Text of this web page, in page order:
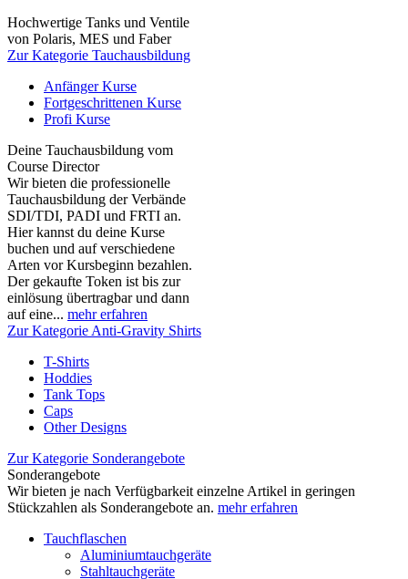
Hochwertige Tanks und Ventile
von Polaris, MES und Faber
Zur Kategorie Tauchausbildung
Anfänger Kurse
Fortgeschrittenen Kurse
Profi Kurse
Deine Tauchausbildung vom
Course Director
Wir bieten die professionelle
Tauchausbildung der Verbände
SDI/TDI, PADI und FRTI an.
Hier kannst du deine Kurse
buchen und auf verschiedene
Arten vor Kursbeginn bezahlen.
Der gekaufte Token ist bis zur
einlösung übertragbar und dann
auf eine... mehr erfahren
Zur Kategorie Anti-Gravity Shirts
T-Shirts
Hoddies
Tank Tops
Caps
Other Designs
Zur Kategorie Sonderangebote
Sonderangebote
Wir bieten je nach Verfügbarkeit einzelne Artikel in geringen
Stückzahlen als Sonderangebote an. mehr erfahren
Tauchflaschen
Aluminiumtauchgeräte
Stahltauchgeräte